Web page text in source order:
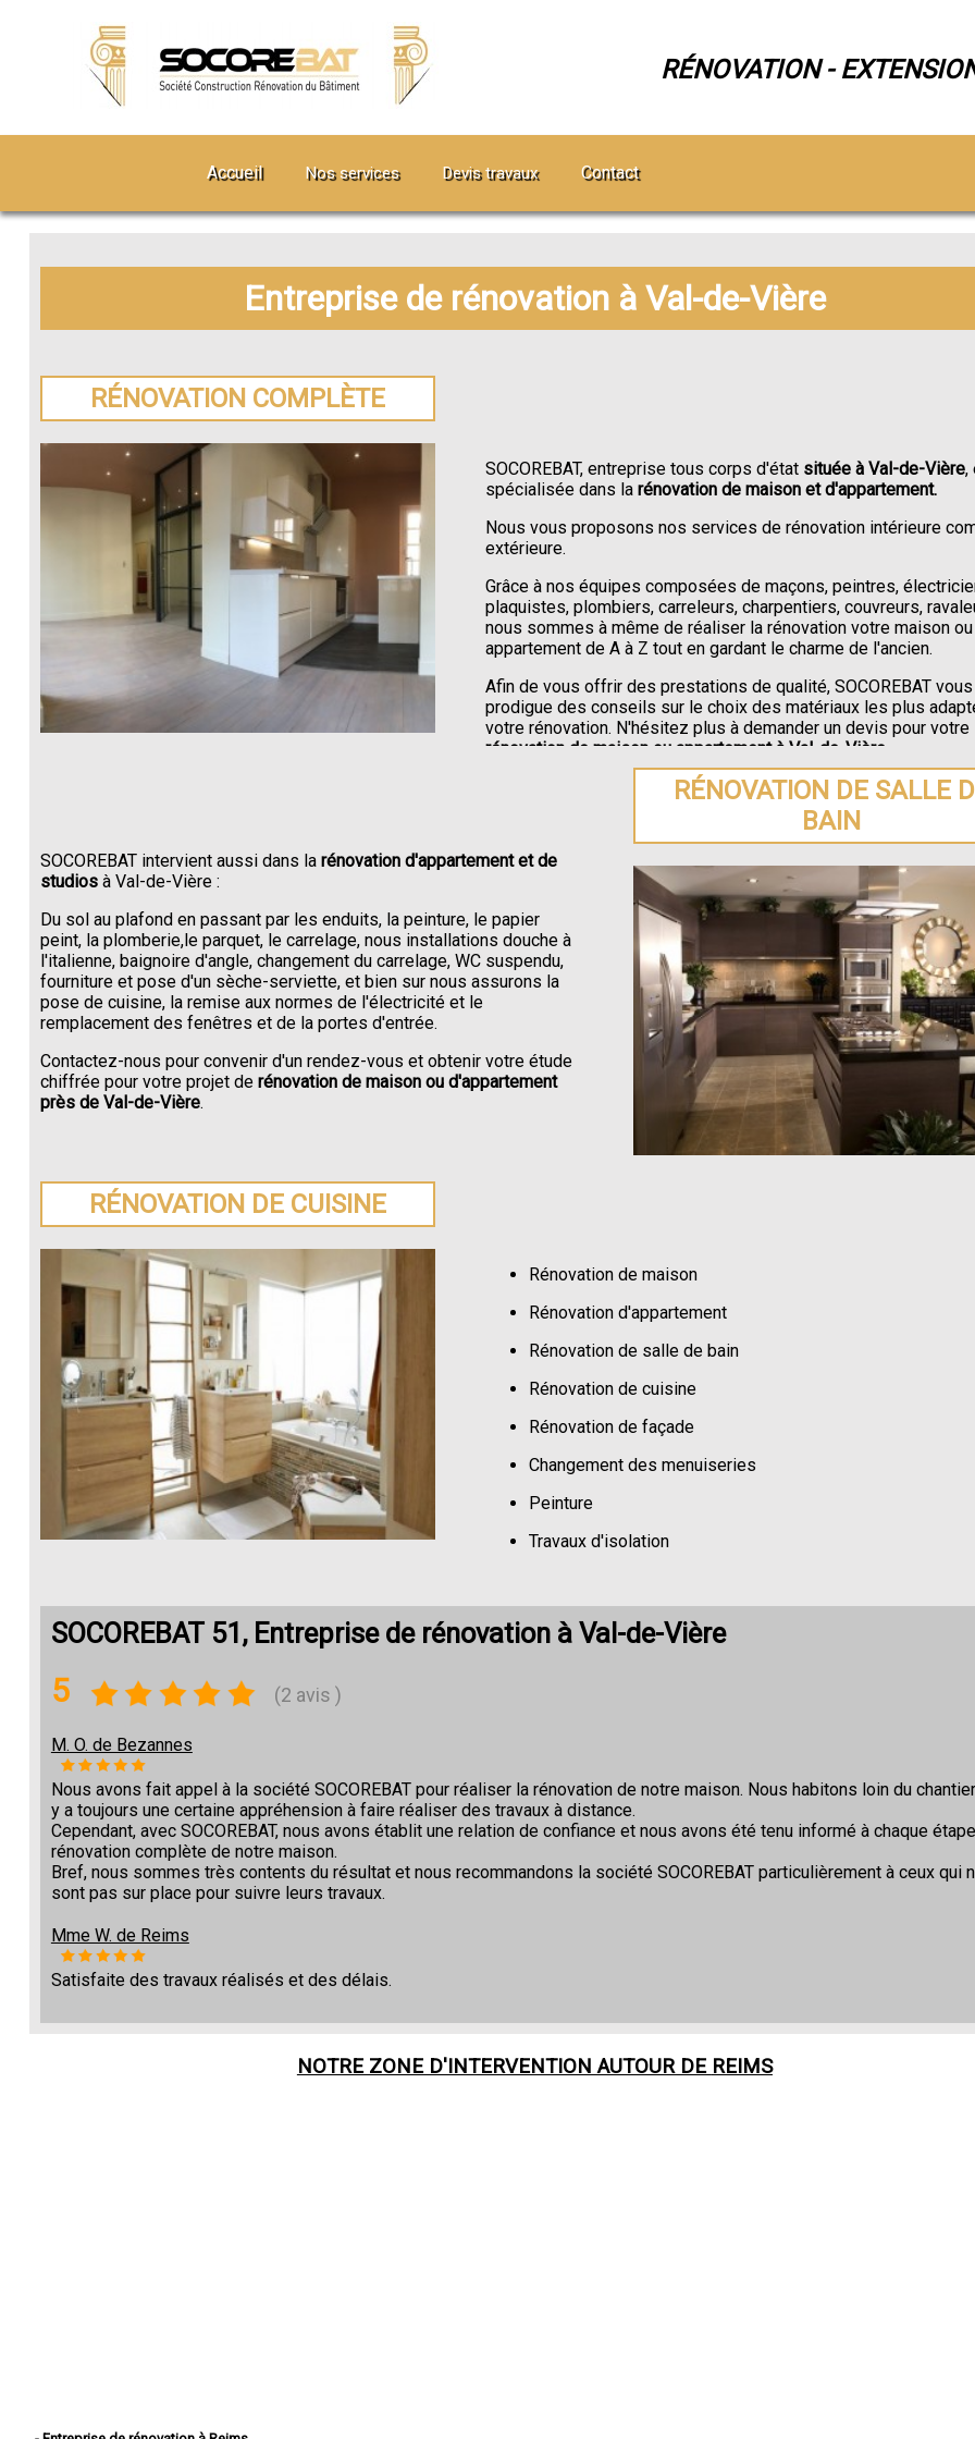
RÉNOVATION -
Accueil Nos services Devis travaux Contact
Entreprise de rénovation à Val-de-Vière
RÉNOVATION COMPLÈTE
SOCOREBAT, entreprise tous corps d'état située à Val-de-Vière,
spécialisée dans la rénovation de maison et d'appartement.
Nous vous proposons nos services de rénovation intérieure
extérieure.
Grâce à nos équipes composées de maçons, peintres,
plaquistes, plombiers, carreleurs, charpentiers, couvreurs,
nous sommes à même de réaliser la rénovation votre maison
appartement de A à Z tout en gardant le charme de l'ancien.
Afin de vous offrir des prestations de qualité, SOCOREBAT vous
prodigue des conseils sur le choix des matériaux les plus
votre rénovation. N'hésitez plus à demander un devis pour votre
rénovation de maison ou appartement à Val-de-Vière
RÉNOVATION DE SALLE
BAIN
SOCOREBAT intervient aussi dans la rénovation d'appartement et de
studiosà Val-de-Vière :
Du sol au plafond en passant par les enduits, la peinture, le papier
peint, la plomberie,le parquet, le carrelage, nous installations douche à
l'italienne, baignoire d'angle, changement du carrelage, WC suspendu,
fourniture et pose d'un sèche-serviette, et bien sur nous assurons la
pose de cuisine, la remise aux normes de l'électricité et le
remplacement des fenêtres et de la portes d'entrée.
Contactez-nous pour convenir d'un rendez-vous et obtenir votre étude
chiffrée pour votre projet derénovation de maison ou d'appartement
près de Val-de-Vière.
RÉNOVATION DE CUISINE
Rénovation de maison
Rénovation d'appartement
Rénovation de salle de bain
Rénovation de cuisine
Rénovation de façade
Changement des menuiseries
Peinture
Travaux d'isolation
SOCOREBAT 51, Entreprise de rénovation à Val-de-Vière
5 (2 avis )
M. O. de Bezannes
Nous avons fait appel à la société SOCOREBAT pour réaliser la rénovation de notre maison. Nous habitons loin du
y a toujours une certaine appréhension à faire réaliser des travaux à distance.
Cependant, avec SOCOREBAT, nous avons établit une relation de confiance et nous avons été tenu informé à chaque
rénovation complète de notre maison.
Bref, nous sommes très contents du résultat et nous recommandons la société SOCOREBAT particulièrement à ceux qui
sont pas sur place pour suivre leurs travaux.
Mme W. de Reims
Satisfaite des travaux réalisés et des délais.
NOTRE ZONE D'INTERVENTION AUTOUR DE REIMS